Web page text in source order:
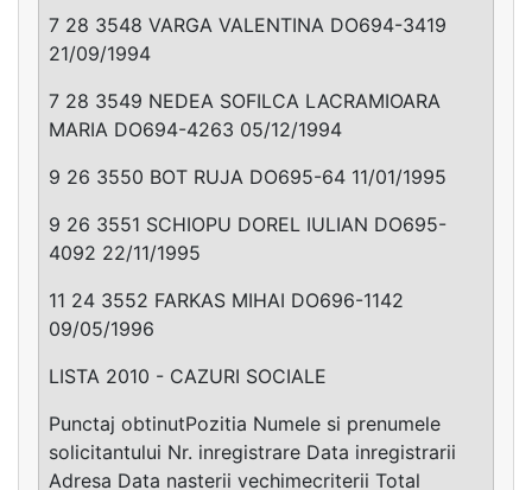
7 28 3548 VARGA VALENTINA DO694-3419
21/09/1994
7 28 3549 NEDEA SOFILCA LACRAMIOARA
MARIA DO694-4263 05/12/1994
9 26 3550 BOT RUJA DO695-64 11/01/1995
9 26 3551 SCHIOPU DOREL IULIAN DO695-
4092 22/11/1995
11 24 3552 FARKAS MIHAI DO696-1142
09/05/1996
LISTA 2010 - CAZURI SOCIALE
Punctaj obtinutPozitia Numele si prenumele
solicitantului Nr. inregistrare Data inregistrarii
Adresa Data nasterii vechimecriterii Total